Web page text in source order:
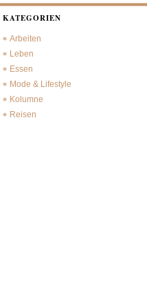
KATEGORIEN
Arbeiten
Leben
Essen
Mode & Lifestyle
Kolumne
Reisen